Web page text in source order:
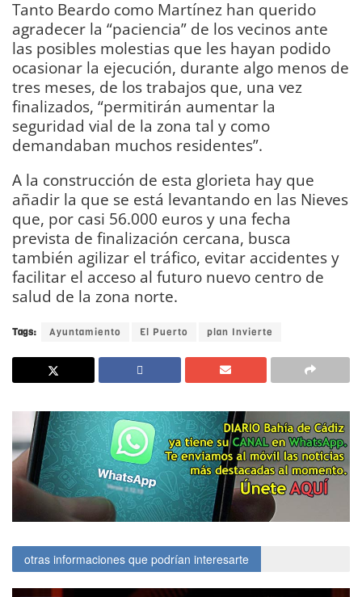
Tanto Beardo como Martínez han querido
agradecer la “paciencia” de los vecinos ante
las posibles molestias que les hayan podido
ocasionar la ejecución, durante algo menos de
tres meses, de los trabajos que, una vez
finalizados, “permitirán aumentar la
seguridad vial de la zona tal y como
demandaban muchos residentes”.
A la construcción de esta glorieta hay que
añadir la que se está levantando en las Nieves
que, por casi 56.000 euros y una fecha
prevista de finalización cercana, busca
también agilizar el tráfico, evitar accidentes y
facilitar el acceso al futuro nuevo centro de
salud de la zona norte.
Tags: Ayuntamiento El Puerto plan Invierte
otras informaciones que podrían interesarte